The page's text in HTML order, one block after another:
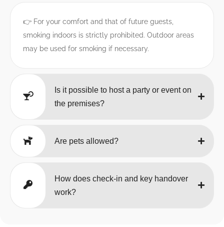
👉 For your comfort and that of future guests,
smoking indoors is strictly prohibited. Outdoor areas
may be used for smoking if necessary.
Is it possible to host a party or event on
the premises?
Are pets allowed?
How does check-in and key handover
work?